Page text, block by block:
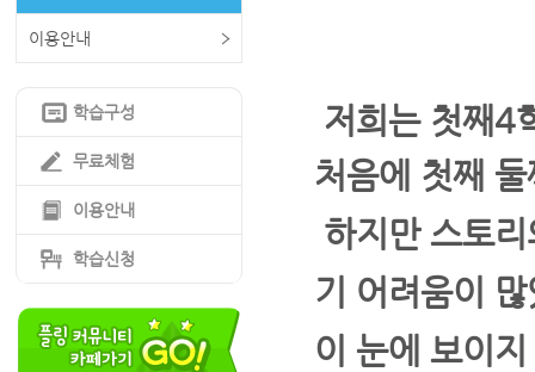
이용안내
학습구성
무료체험
이용안내
학습신청
저희는 첫째4
처음에 첫째
하지만 스토
기 어려움이
이 눈에 보이